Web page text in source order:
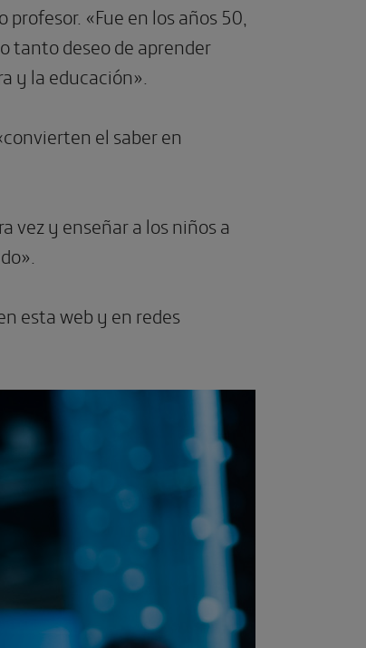
«Fue en los años 50,
tanto deseo de aprender
y la educación».
el saber en
vez y enseñar a los niños a
esta web y en redes